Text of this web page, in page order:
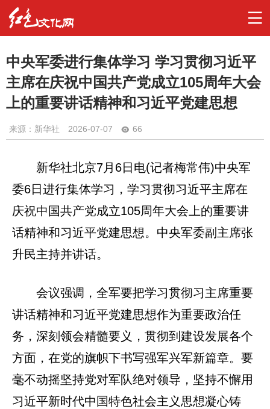
中央军委进行集体学习 学习贯彻习近平
主席在庆祝中国共产党成立105周年大会
上的重要讲话精神和习近平党建思想
来源：新华社 2026-07-07 66
新华社北京7月6日电(记者梅常伟)中央军
委6日进行集体学习，学习贯彻习近平主席在
庆祝中国共产党成立105周年大会上的重要讲
话精神和习近平党建思想。中央军委副主席张
升民主持并讲话。
会议强调，全军要把学习贯彻习主席重要
讲话精神和习近平党建思想作为重要政治任
务，深刻领会精髓要义，贯彻到建设发展各个
方面，在党的旗帜下书写强军兴军新篇章。要
毫不动摇坚持党对军队绝对领导，坚持不懈用
习近平新时代中国特色社会主义思想凝心铸